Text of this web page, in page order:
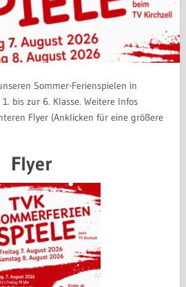
Sommer-Ferienspielen in
bis zur 6. Klasse. Weitere Infos
Flyer (Anklicken für eine größere
Flyer